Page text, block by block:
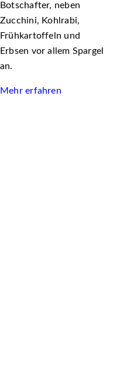
Botschafter, neben
Zucchini, Kohlrabi,
Frühkartoffeln und
Erbsen vor allem Spargel
an.
Mehr erfahren